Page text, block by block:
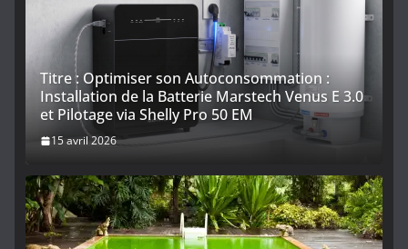
Titre : Optimiser son Autoconsommation :
Installation de la Batterie Marstech Venus E 3.0
et Pilotage via Shelly Pro 50 EM
15 avril 2026